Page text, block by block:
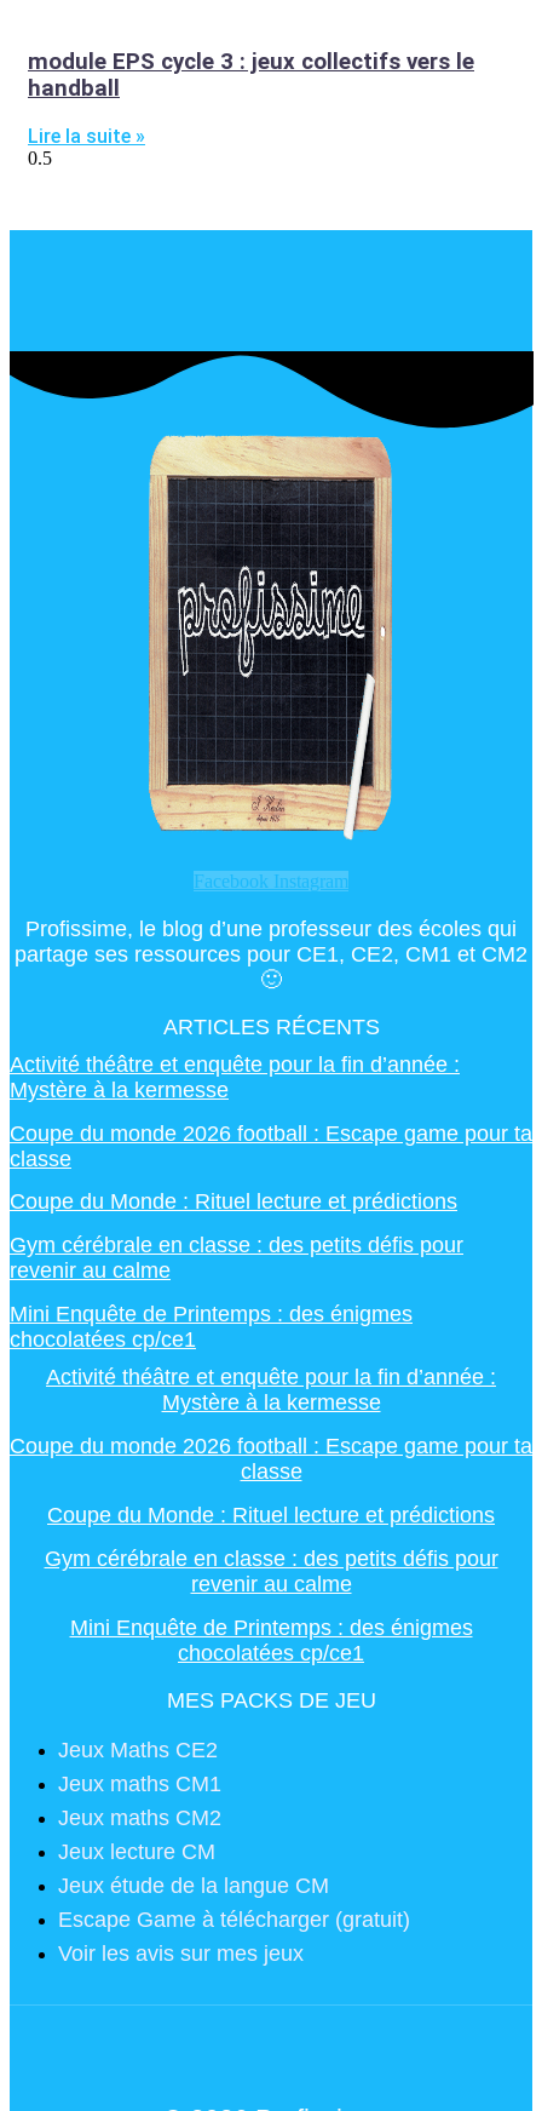
module EPS cycle 3 : jeux collectifs vers le
handball
Lire la suite »
Facebook Instagram
Profissime, le blog d’une professeur des écoles qui
partage ses ressources pour CE1, CE2, CM1 et CM2
🙂
ARTICLES RÉCENTS
Activité théâtre et enquête pour la fin d’année :
Mystère à la kermesse
Coupe du monde 2026 football : Escape game pour ta
classe
Coupe du Monde : Rituel lecture et prédictions
Gym cérébrale en classe : des petits défis pour
revenir au calme
Mini Enquête de Printemps : des énigmes
chocolatées cp/ce1
Activité théâtre et enquête pour la fin d’année :
Mystère à la kermesse
Coupe du monde 2026 football : Escape game pour ta
classe
Coupe du Monde : Rituel lecture et prédictions
Gym cérébrale en classe : des petits défis pour
revenir au calme
Mini Enquête de Printemps : des énigmes
chocolatées cp/ce1
MES PACKS DE JEU
Jeux Maths CE2
Jeux maths CM1
Jeux maths CM2
Jeux lecture CM
Jeux étude de la langue CM
Escape Game à télécharger (gratuit)
Voir les avis sur mes jeux